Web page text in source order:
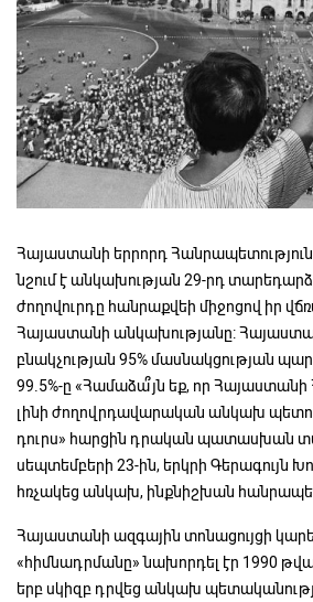
Հայաստանի երրորդ
նշում է անկախության 29-րդ
ժողովուրդը հանրաքվեի միջոցով իր
Հայաստանի անկախությանը:
բնակչության 95% մասնակցության
99.5%-ը «Համաձա՞յն եք, որ
լինի ժողովրդավարական անկախ
դուրս» հարցին դրական պատասխան
սեպտեմբերի 23-ին, երկրի Գերագույն
հռչակեց անկախ, ինքնիշխան
Հայաստանի ազգային տոնացույցի
«հիմնադրմանը» նախորդել էր 1990
երբ սկիզբ դրվեց անկախ